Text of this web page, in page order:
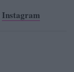
Instagram